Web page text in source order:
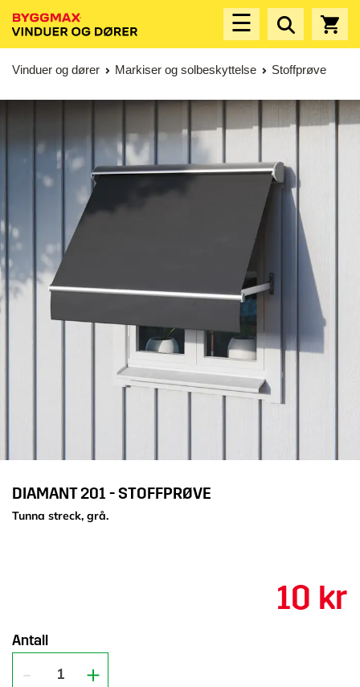
☰
Vinduer og dører Markiser og solbeskyttelse Stoffprøve
DIAMANT 201 - STOFFPRØVE
Tunna streck, grå.
10 kr
Antall